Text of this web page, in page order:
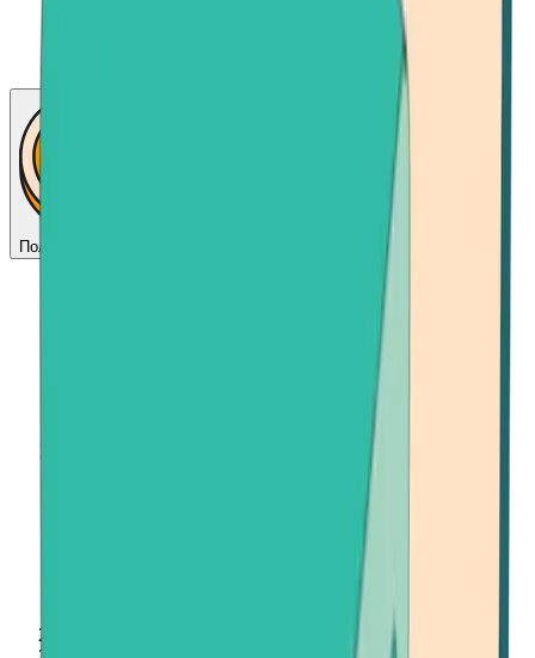
Получить биткойн